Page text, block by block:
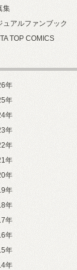
集
ュアルファンブック
TOP COMICS
年
年
年
年
年
年
年
年
年
年
年
年
年